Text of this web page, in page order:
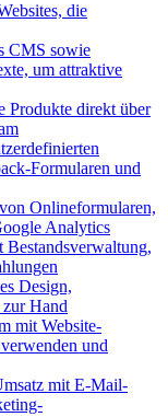
die
CMS sowie
um attraktive
Produkte direkt über
Formularen und
Onlineformularen,
Analytics
Design,
Hand
mit Website-
und
mit E-Mail-